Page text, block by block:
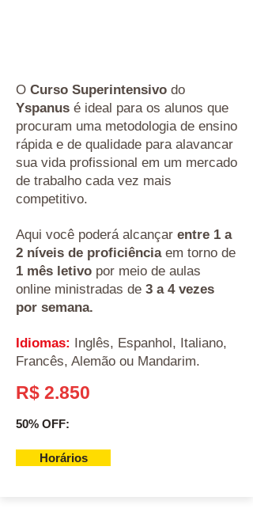
O Curso Superintensivo do
Yspanus é ideal para os alunos que
procuram uma metodologia de ensino
rápida e de qualidade para alavancar
sua vida profissional em um mercado
de trabalho cada vez mais
competitivo.
Aqui você poderá alcançar entre 1 a
2 níveis de proficiênciaem torno de
1 mês letivo por meio de aulas
online ministradas de 3 a 4 vezes
por semana.
Idiomas: Inglês, Espanhol, Italiano,
Francês, Alemão ou Mandarim.
R$ 2.850
50% OFF:
Horários